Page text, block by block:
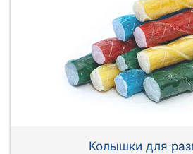
Колышки для